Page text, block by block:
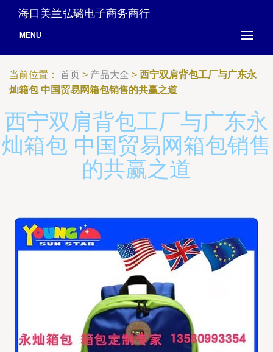
海口美兰弘璐电子商务商行
MENU
当前位置： 首页 > 产品大全 > 西宁双肩背包工厂与广东永
灿箱包 中国贸易网箱包销售的共赢之道
西宁双肩背包工厂与广东永
灿箱包 中国贸易网箱包销售
的共赢之道